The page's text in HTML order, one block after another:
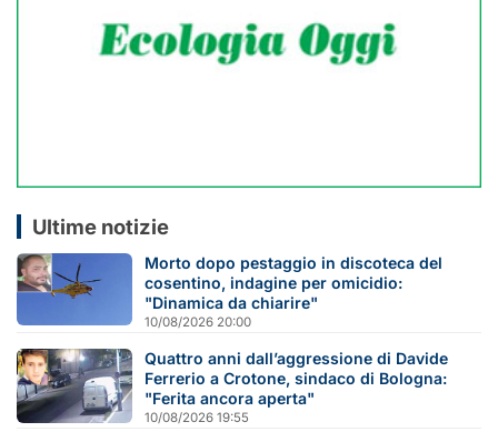
Ultime notizie
Morto dopo pestaggio in discoteca del
cosentino, indagine per omicidio:
"Dinamica da chiarire"
10/08/2026 20:00
Quattro anni dall’aggressione di Davide
Ferrerio a Crotone, sindaco di Bologna:
"Ferita ancora aperta"
10/08/2026 19:55